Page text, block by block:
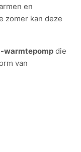
en
zomer kan deze
warmtepomp die
van